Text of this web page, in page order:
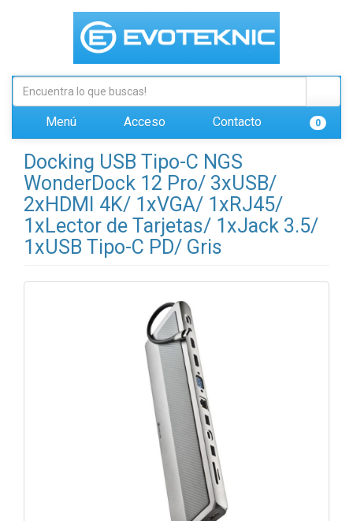
Menú Acceso Contacto 0
Docking USB Tipo-C NGS
WonderDock 12 Pro/ 3xUSB/
2xHDMI 4K/ 1xVGA/ 1xRJ45/
1xLector de Tarjetas/ 1xJack 3.5/
1xUSB Tipo-C PD/ Gris